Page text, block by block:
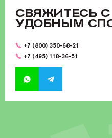
CВЯЖИТЕСЬ
УДОБНЫМ
+7 (800) 350-68-21
+7 (495) 118-36-51